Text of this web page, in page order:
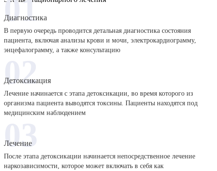
Диагностика
В первую очередь проводится детальная диагностика состояния
пациента, включая анализы крови и мочи, электрокардиограмму,
энцефалограмму, а также консультацию
01
Детоксикация
Лечение начинается с этапа детоксикации, во время которого из
организма пациента выводятся токсины. Пациенты находятся под
медицинским наблюдением
02
Лечение
После этапа детоксикации начинается непосредственное лечение
наркозависимости, которое может включать в себя как
03